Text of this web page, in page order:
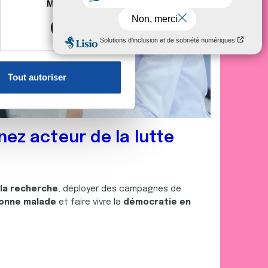
reportez-vous à lasection «
sur les cookies.
informations que
Marketing
Tout autoriser
acteur de la lutte
recherche, déployer des campagnes de
malade et faire vivre la démocratie en